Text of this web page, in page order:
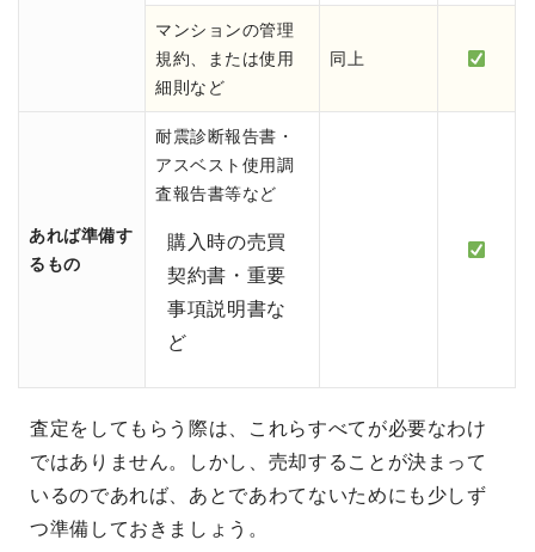
マンションの管理
規約、または使用
細則など
同上
あれば準備す
るもの
耐震診断報告書・
アスベスト使用調
査報告書等など
購入時の売買
契約書・重要
事項説明書な
ど
査定をしてもらう際は、これらすべてが必要なわけ
ではありません。しかし、売却することが決まって
いるのであれば、あとであわてないためにも少しず
つ準備しておきましょう。